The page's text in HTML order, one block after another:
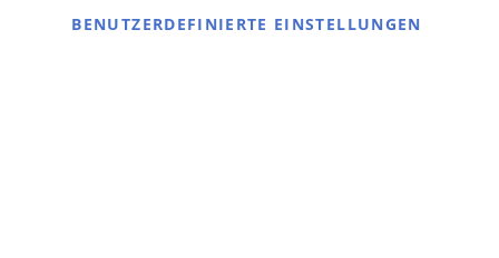
Kontakt
BENUTZERDEFINIERTE EINSTELLUNGEN